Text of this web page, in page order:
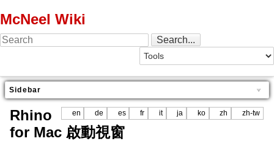
McNeel Wiki
Sidebar
en de es fr it ja ko zh zh-tw
Rhino
for Mac 啟動視窗